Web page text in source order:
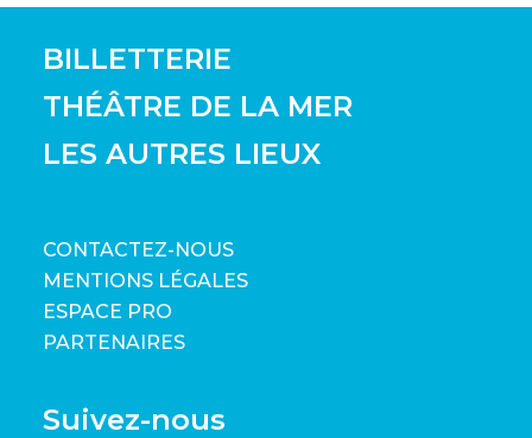
BILLETTERIE
THÉÂTRE DE LA MER
LES AUTRES LIEUX
CONTACTEZ-NOUS
MENTIONS LÉGALES
ESPACE PRO
PARTENAIRES
Suivez-nous